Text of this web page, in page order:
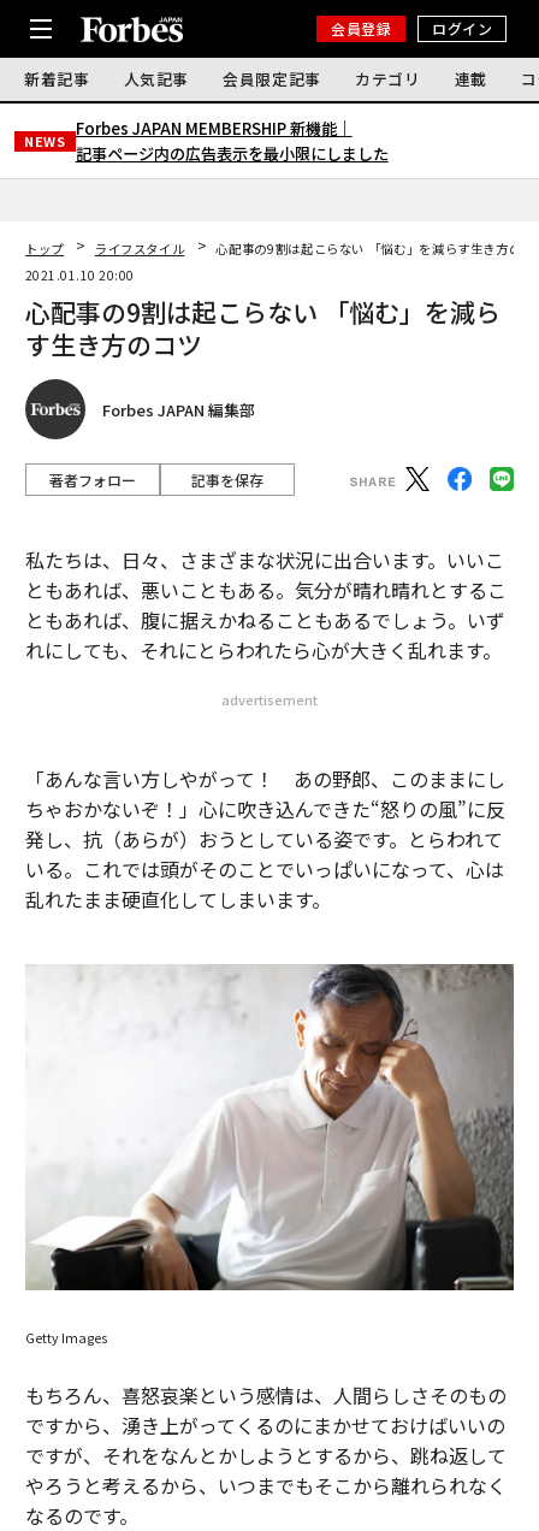
会員登録 ログイン
新着記事 人気記事 会員限定記事 カテゴリ 連載
NEWS
Forbes JAPAN MEMBERSHIP 新機能｜
記事ページ内の広告表示を最小限にしました
トップ ライフスタイル
心配事の9割は起こらない 「悩む」を減らす生き方のコ
2021.01.10 20:00
心配事の9割は起こらない 「悩む」を減ら
す生き方のコツ
Forbes JAPAN 編集部
著者フォロー 記事を保存
私たちは、日々、さまざまな状況に出合います。いいこ
ともあれば、悪いこともある。気分が晴れ晴れとするこ
ともあれば、腹に据えかねることもあるでしょう。いず
れにしても、それにとらわれたら心が大きく乱れます。
advertisement
「あんな言い方しやがって！ あの野郎、このままにし
ちゃおかないぞ！」心に吹き込んできた“怒りの風”に反
発し、抗（あらが）おうとしている姿です。とらわれて
いる。これでは頭がそのことでいっぱいになって、心は
乱れたまま硬直化してしまいます。
Getty Images
もちろん、喜怒哀楽という感情は、人間らしさそのもの
ですから、湧き上がってくるのにまかせておけばいいの
ですが、それをなんとかしようとするから、跳ね返して
やろうと考えるから、いつまでもそこから離れられなく
なるのです。